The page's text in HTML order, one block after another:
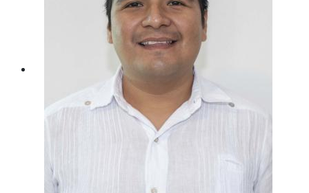
ING. ABRIL SOLYMAR MANZANERO